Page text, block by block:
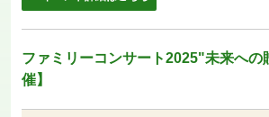
ファミリーコンサート2025"未来への
催】